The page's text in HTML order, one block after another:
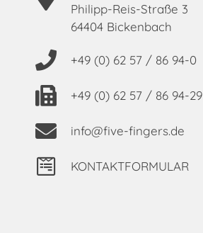
Philipp-Reis-Straße 3
64404 Bickenbach
+49 (0) 62 57 / 86 94-0
+49 (0) 62 57 / 86 94-29
info@five-fingers.de
KONTAKTFORMULAR